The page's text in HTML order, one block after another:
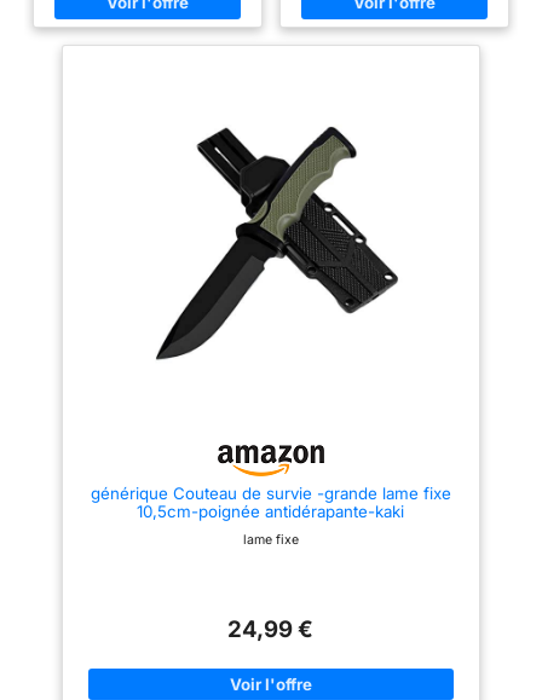
La poignée ergonomique est
confortable à tenir en main et
petite pour être facilement
transportée. LONGUEUR DE LA
LAME : La lame mesure 14,3 cm
de long et a une épaisseur de
4,30 mm. Cette combinaison de
maximales, faisant de ce
couteau de plein air un outil
indispensable pour vos
activités en plein air. ÉTUI EN
NYLON INCLUS : Un étui en
nylon durable est inclus dans la
besoin. DESIGN CLASSIQUE :
Le couteau d'extérieur avec étui
a un design classique en noir et
mesure 26 cm de longueur
résistance, une stabilité et une
protection anti-corrosion plus
Manche en séquoia - Le
manche de couteau de survie
jungle est très confortable et
s'adapte très bien. La poignée
pleine soie de conception
ergonomique avec rainures
empêche le glissement pendant
l'utilisation et comprend un
bouton pour protéger vos
doigts. Couteau de survie avec
étui en cuir - étui en cuir
pour diverses activités de plein
une superbe boîte cadeau noire,
ce couteau est un cadeau idéal
qui aiment les activités de plein
strict, nous sommes confiants
dans la qualité du couteau et
importance à la satisfaction du
générique Couteau de survie -grande lame fixe
10,5cm-poignée antidérapante-kaki
lame fixe
24,99 €